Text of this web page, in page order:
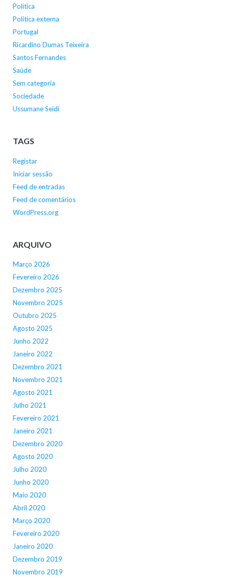
Política
Política externa
Portugal
Ricardino Dumas Teixeira
Santos Fernandes
Saúde
Sem categoria
Sociedade
Ussumane Seidi
TAGS
Registar
Iniciar sessão
Feed de entradas
Feed de comentários
WordPress.org
ARQUIVO
Março 2026
Fevereiro 2026
Dezembro 2025
Novembro 2025
Outubro 2025
Agosto 2025
Junho 2022
Janeiro 2022
Dezembro 2021
Novembro 2021
Agosto 2021
Julho 2021
Fevereiro 2021
Janeiro 2021
Dezembro 2020
Agosto 2020
Julho 2020
Junho 2020
Maio 2020
Abril 2020
Março 2020
Fevereiro 2020
Janeiro 2020
Dezembro 2019
Novembro 2019